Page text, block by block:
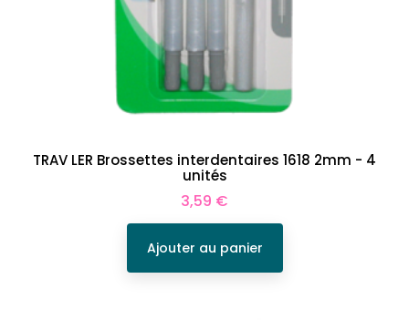
TRAV LER Brossettes interdentaires 1618 2mm - 4
unités
Prix
3,59 €
Ajouter au panier